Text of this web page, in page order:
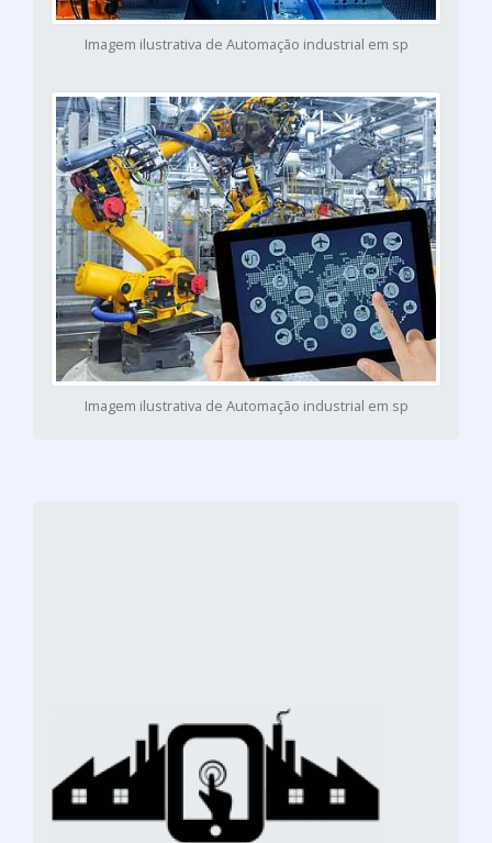
Imagem ilustrativa de Automação industrial em sp
Imagem ilustrativa de Automação industrial em sp